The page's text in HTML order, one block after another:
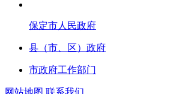
保定市人民政府
县（市、区）政府
市政府工作部门
网站地图 联系我们